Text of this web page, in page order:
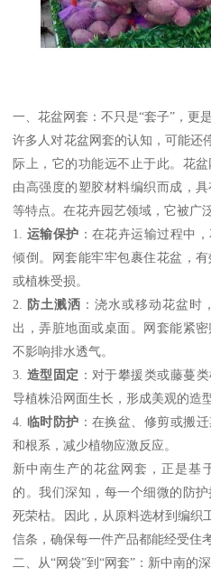
一、花盆网套：不只是“套子”，更
许多人对花盆网套的认知，可能还
际上，它的功能远不止于此。花
由高强度的塑胶材料编织而成，
等特点。在花卉园艺领域，它被广
1. 运输保护 ：在花卉运输过程中
倾倒。网套能牢牢包裹住花盆，
或植株受损。
2. 防土溅洒 ：浇水或移动花盆时
出，弄脏地面或桌面。网套能紧
不影响排水透气。
3. 造型固定 ：对于攀援类或藤蔓
导植株沿网面生长，形成美观的造
4. 临时防护 ：在换盆、修剪或搬
和根系，减少植物应激反应。
新中南生产的花盆网套，正是基
的。我们深知，每一个细微的防
死荣枯。因此，从原料选材到编织
信条，确保每一件产品都能经受住
二、从“网袋”到“网套”：新中南的